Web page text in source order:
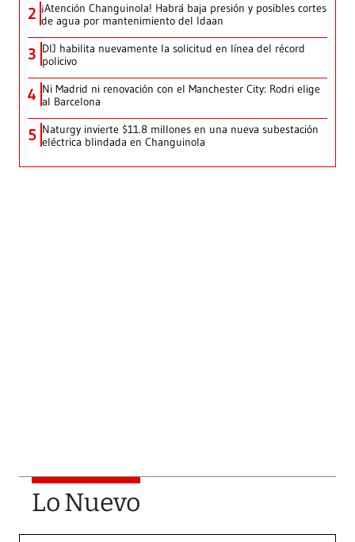
2 ¡Atención Changuinola! Habrá baja presión y posibles cortes
de agua por mantenimiento del Idaan
3 DIJ habilita nuevamente la solicitud en línea del récord
policivo
4 Ni Madrid ni renovación con el Manchester City: Rodri elige
al Barcelona
5 Naturgy invierte $11.8 millones en una nueva subestación
eléctrica blindada en Changuinola
Lo Nuevo